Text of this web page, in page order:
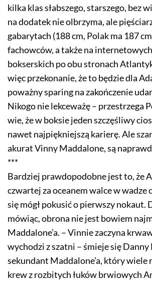
kilka klas słabszego, starszego, bez
na dodatek nie olbrzyma, ale
gabarytach (188 cm, Polak ma 187
fachowców, a także na
bokserskich po obu stronach
więc przekonanie, że to będzie dla
poważny sparing na zakończenie
Nikogo nie lekceważę – przestrzega
wie, że w boksie jeden szczęśliwy
nawet najpiękniejszą karierę. Ale
akurat Vinny Maddalone, są
***
Bardziej prawdopodobne jest to, że
czwartej za oceanem walce w wadze
się mógł pokusić o pierwszy nokaut.
mówiąc, obrona nie jest bowiem
Maddalone’a. – Vinnie zaczyna
wychodzi z szatni – śmieje się
sekundant Maddalone’a, który wiele
krew z rozbitych łuków brwiowych